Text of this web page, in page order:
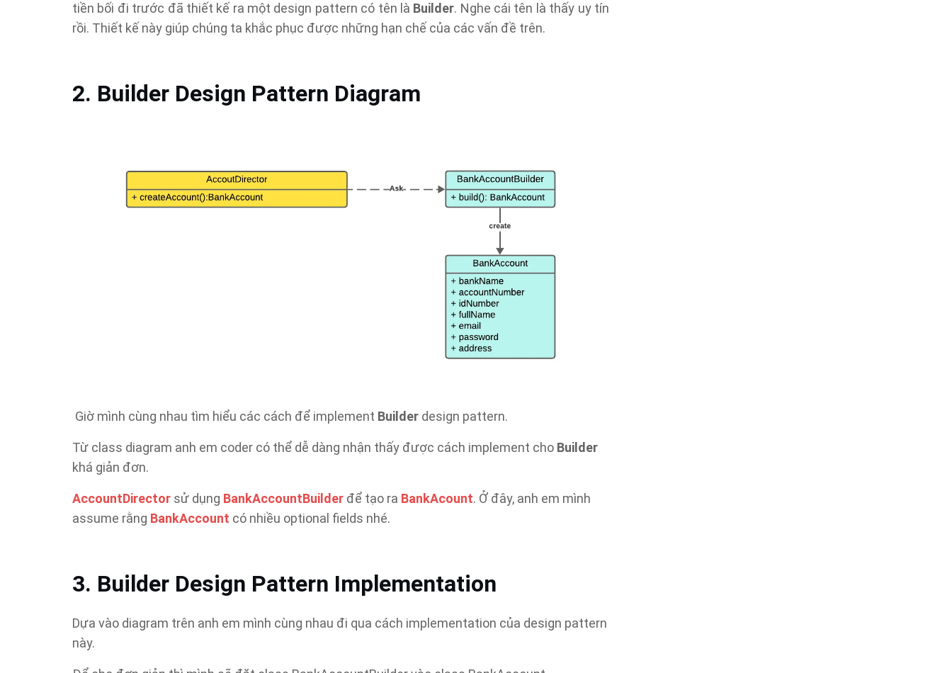
tiền bối đi trước đã thiết kế ra một design pattern có tên là Builder. Nghe cái tên là thấy uy tín
rồi. Thiết kế này giúp chúng ta khắc phục được những hạn chế của các vấn đề trên.
2. Builder Design Pattern Diagram
Giờ mình cùng nhau tìm hiểu các cách để implement Builder design pattern.
Từ class diagram anh em coder có thể dễ dàng nhận thấy được cách implement cho Builder
khá giản đơn.
AccountDirector sử dụng BankAccountBuilder để tạo ra BankAcount. Ở đây, anh em mình
assume rằng BankAccount có nhiều optional fields nhé.
3. Builder Design Pattern Implementation
Dựa vào diagram trên anh em mình cùng nhau đi qua cách implementation của design pattern
này.